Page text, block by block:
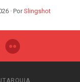
· PorSlingshot